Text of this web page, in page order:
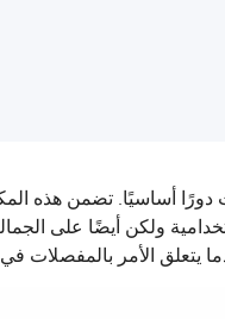
أساسيًا. تضمن هذه
ولكن أيضًا على
يتعلق الأمر بالمفصلات في